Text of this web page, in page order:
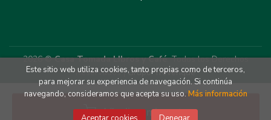
Añadir a mi cesta
2026 ©Casa Tomada LIbros y Café. Todos los Derechos
Reservados |Grupo Trevenque
Este sitio web utiliza cookies, tanto propias como de terceros,
para mejorar su experiencia de navegación. Si continúa
navegando, consideramos que acepta su uso. Más información